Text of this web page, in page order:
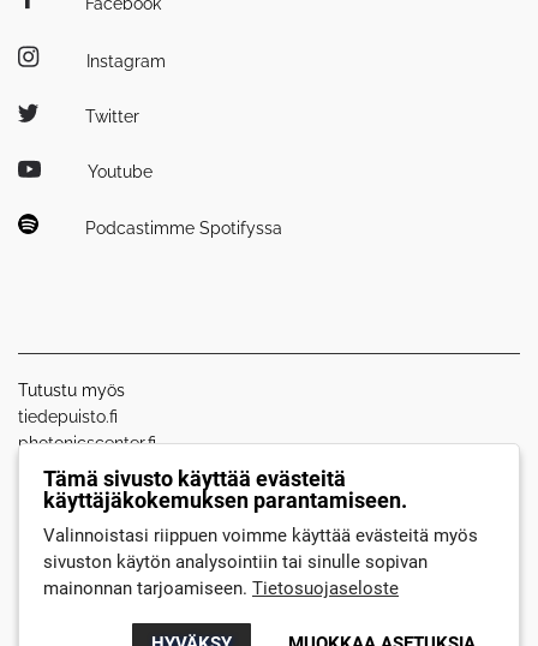
Facebook
Instagram
Twitter
Youtube
Podcastimme Spotifyssa
Medialle
Laskutustiedot
Tietosuojaseloste
Saavutettavuusseloste
Tutustu myös
tiedepuisto.fi
photonicscenter.fi
Tämä sivusto käyttää evästeitä
käyttäjäkokemuksen parantamiseen.
Valinnoistasi riippuen voimme käyttää evästeitä myös
sivuston käytön analysointiin tai sinulle sopivan
mainonnan tarjoamiseen. Tietosuojaseloste